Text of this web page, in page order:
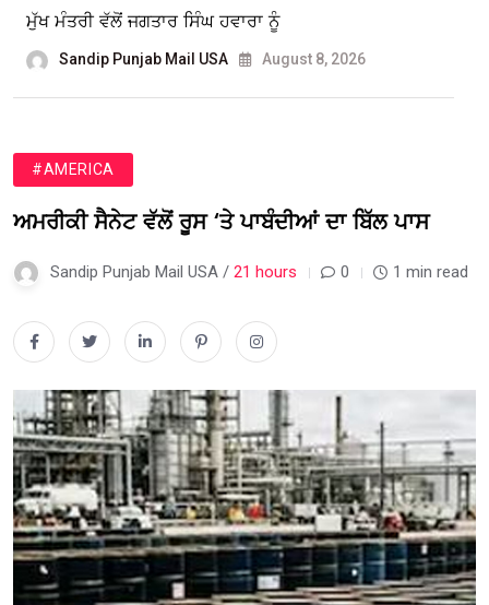
ਮੁੱਖ ਮੰਤਰੀ ਵੱਲੋਂ ਜਗਤਾਰ ਸਿੰਘ ਹਵਾਰਾ ਨੂੰ
Sandip Punjab Mail USA August 8, 2026
#AMERICA
ਅਮਰੀਕੀ ਸੈਨੇਟ ਵੱਲੋਂ ਰੂਸ ‘ਤੇ ਪਾਬੰਦੀਆਂ ਦਾ ਬਿੱਲ ਪਾਸ
Sandip Punjab Mail USA / 21 hours 0 1 min read